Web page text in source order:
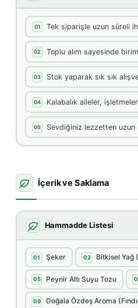
01 Tek siparişle uzun süreli
02 Toplu alım sayesinde
03 Stok yaparak sık sık
04 Kalabalık aileler,
05 Sevdiğiniz lezzetten uzun
İçerik ve Saklama
Hammadde Listesi
01 Şeker 02 Bitkisel Yağ
05 Peynir Altı Suyu Tozu
09 Doğala Özdeş Aroma